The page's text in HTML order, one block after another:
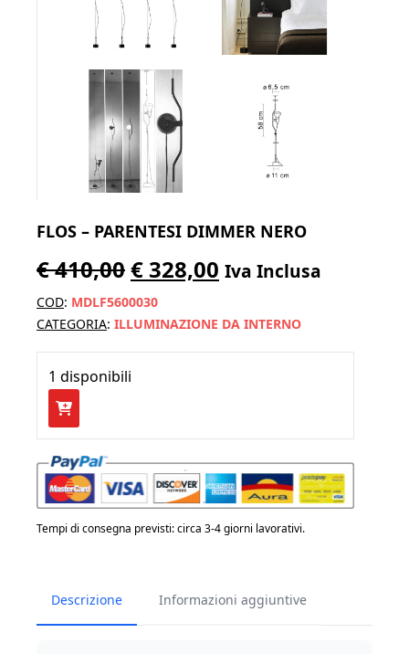
FLOS – PARENTESI DIMMER NERO
€410,00Il
prezzo
originale
era:
€ 410,00.
€328,00 Il
attuale
è:
Iva Inclusa
COD: MDLF5600030
CATEGORIA: ILLUMINAZIONE DA INTERNO
1 disponibili
FLOS
-
PARENTESI
Dimmer
nero
quantità
Tempi di consegna previsti: circa 3-4 giorni lavorativi.
Descrizione Informazioni aggiuntive